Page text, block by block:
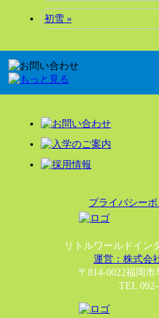
初雪 »
プライバシー
リトルワールドイン
運営：株式会
〒814-0022福岡
TEL